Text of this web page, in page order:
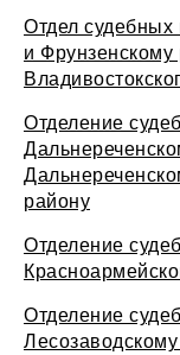
Отдел
и
Отделение
району
Отделение
Отделение